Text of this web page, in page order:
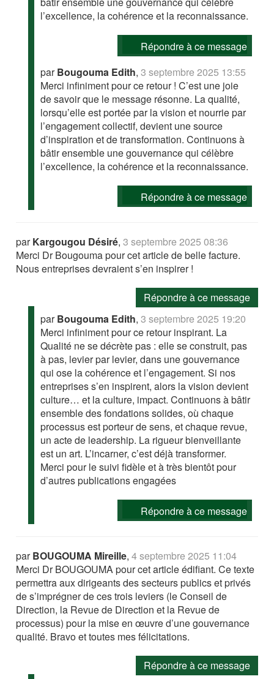
l’excellence, la cohérence et la reconnaissance.
Répondre à ce message
parBougouma Edith,3 septembre 2025 13:55
Merci infiniment pour ce retour ! C’est une joie
de savoir que le message résonne. La qualité,
lorsqu’elle est portée par la vision et nourrie par
l’engagement collectif, devient une source
d’inspiration et de transformation. Continuons à
bâtir ensemble une gouvernance qui célèbre
l’excellence, la cohérence et la reconnaissance.
Répondre à ce message
parKargougou Désiré,3 septembre 2025 08:36
Merci Dr Bougouma pour cet article de belle facture.
Nous entreprises devraient s’en inspirer !
Répondre à ce message
parBougouma Edith,3 septembre 2025 19:20
Merci infiniment pour ce retour inspirant. La
Qualité ne se décrète pas : elle se construit, pas
à pas, levier par levier, dans une gouvernance
qui ose la cohérence et l’engagement. Si nos
entreprises s’en inspirent, alors la vision devient
culture… et la culture, impact. Continuons à bâtir
ensemble des fondations solides, où chaque
processus est porteur de sens, et chaque revue,
un acte de leadership. La rigueur bienveillante
est un art. L’incarner, c’est déjà transformer.
Merci pour le suivi fidèle et à très bientôt pour
d’autres publications engagées
Répondre à ce message
parBOUGOUMA Mireille,4 septembre 2025 11:04
Merci Dr BOUGOUMA pour cet article édifiant. Ce texte
permettra aux dirigeants des secteurs publics et privés
de s’imprégner de ces trois leviers (le Conseil de
Direction, la Revue de Direction et la Revue de
processus) pour la mise en œuvre d’une gouvernance
qualité. Bravo et toutes mes félicitations.
Répondre à ce message